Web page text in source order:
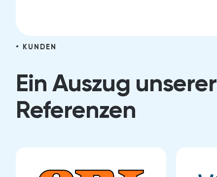
KUNDEN
Ein Auszug unserer
Referenzen